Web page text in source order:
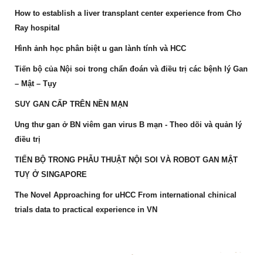
How to establish a liver transplant center experience from Cho
Ray hospital
Hình ảnh học phân biệt u gan lành tính và HCC
Tiến bộ của Nội soi trong chẩn đoán và điều trị các bệnh lý Gan
– Mật – Tụy
SUY GAN CẤP TRÊN NỀN MẠN
Ung thư gan ở BN viêm gan virus B mạn - Theo dõi và quản lý
điều trị
TIẾN BỘ TRONG PHẪU THUẬT NỘI SOI VÀ ROBOT GAN MẬT
TUỴ Ở SINGAPORE
The Novel Approaching for uHCC From international chinical
trials data to practical experience in VN